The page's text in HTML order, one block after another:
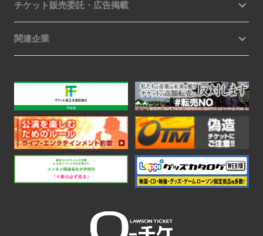
チケット販売委託・広告掲載
関連企業